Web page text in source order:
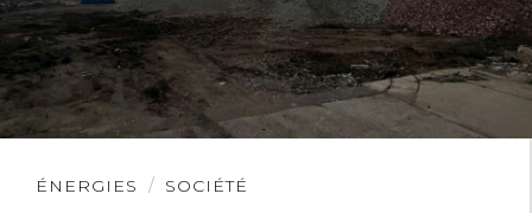
ÉNERGIES SOCIÉTÉ
Lire